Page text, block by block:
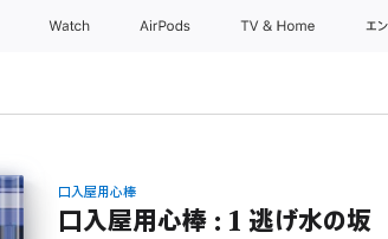
Watch AirPods TV & Home エ
口入屋用心棒
口入屋用心棒 : 1 逃げ水の坂